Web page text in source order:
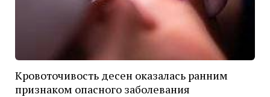
Кровоточивость десен оказалась ранним
признаком опасного заболевания